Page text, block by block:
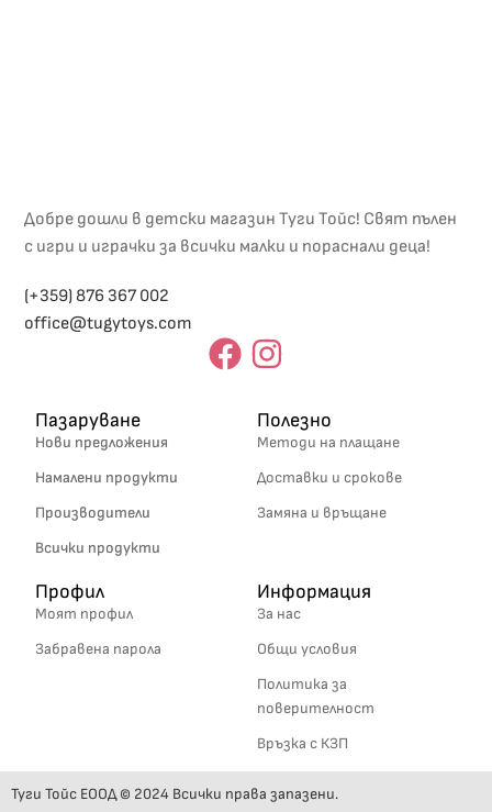
Добре дошли в детски магазин Туги Тойс! Свят пълен
с игри и играчки за всички малки и пораснали деца!
(+359) 876 367 002
office@tugytoys.com
Пазаруване
Нови предложения
Намалени продукти
Производители
Всички продукти
Полезно
Методи на плащане
Доставки и срокове
Замяна и връщане
Профил
Моят профил
Забравена парола
Информация
За нас
Общи условия
Политика за
поверителност
Връзка с КЗП
Туги Тойс ЕООД © 2024 Всички права запазени.